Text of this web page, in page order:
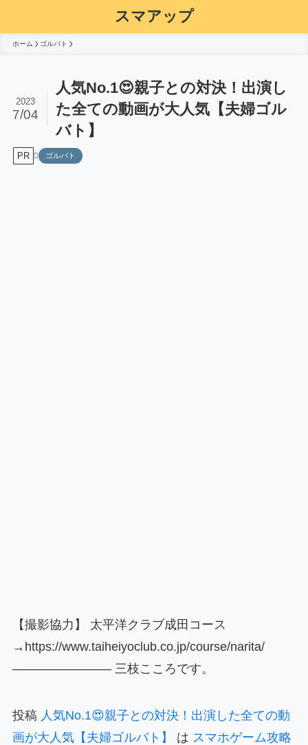
スマアップ
ホーム ゴルバト
人気No.1😍親子との対決！出演し
た全ての動画が大人気【夫婦ゴル
バト】
2023
7/04
PR ゴルバト
【撮影協力】 太平洋クラブ成田コース
→https://www.taiheiyoclub.co.jp/course/narita/
———————— 三枝こころです。
投稿 人気No.1😍親子との対決！出演した全ての動
画が大人気【夫婦ゴルバト】
は スマホゲーム攻略